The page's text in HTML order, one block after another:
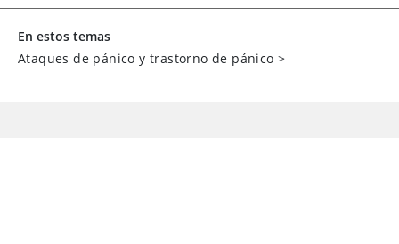
En estos temas
Ataques de pánico y trastorno de pánico >